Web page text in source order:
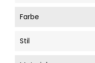
Farbe
Stil